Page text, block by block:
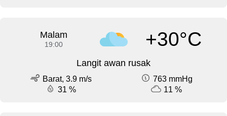
Malam
19:00 +30°C
Langit awan rusak
Barat, 3.9 m/s
763 mmHg
31 %
11 %